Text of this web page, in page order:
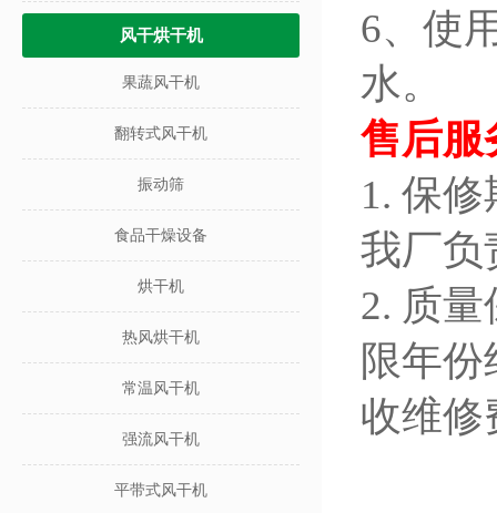
风干烘干机
果蔬风干机
翻转式风干机
振动筛
食品干燥设备
烘干机
热风烘干机
常温风干机
强流风干机
平带式风干机
6、使
水。
售后服
1. 保
我厂负
2. 质
限年
收维修